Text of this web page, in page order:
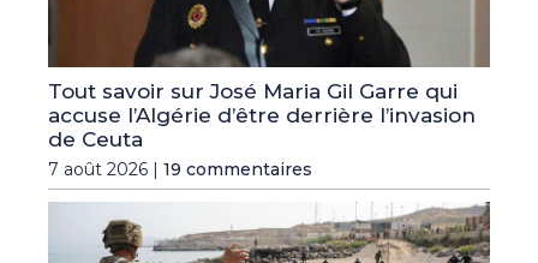
Tout savoir sur José Maria Gil Garre qui
accuse l’Algérie d’être derrière l’invasion
de Ceuta
7 août 2026 | 19 commentaires